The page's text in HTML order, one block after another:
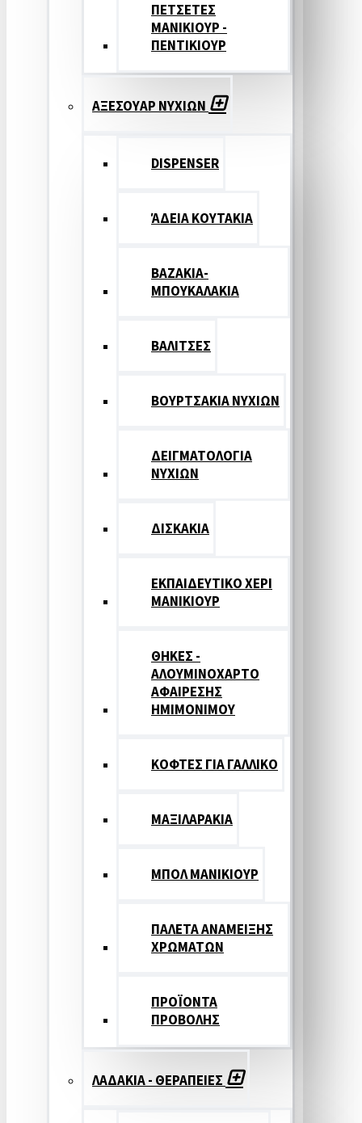
ΠΕΤΣΕΤΕΣ
ΜΑΝΙΚΙΟΥΡ -
ΠΕΝΤΙΚΙΟΥΡ
ΑΞΕΣΟΥΑΡ ΝΥΧΙΩΝ
DISPENSER
ΆΔΕΙΑ ΚΟΥΤΑΚΙΑ
ΒΑΖΑΚΙΑ-
ΜΠΟΥΚΑΛΑΚΙΑ
ΒΑΛΙΤΣΕΣ
ΒΟΥΡΤΣΑΚΙΑ ΝΥΧΙΩΝ
ΔΕΙΓΜΑΤΟΛΟΓΙΑ
ΝΥΧΙΩΝ
ΔΙΣΚΑΚΙΑ
ΕΚΠΑΙΔΕΥΤΙΚΟ ΧΕΡΙ
ΜΑΝΙΚΙΟΥΡ
ΘΗΚΕΣ -
ΑΛΟΥΜΙΝΟΧΑΡΤΟ
ΑΦΑΙΡΕΣΗΣ
ΗΜΙΜΟΝΙΜΟΥ
ΚΟΦΤΕΣ ΓΙΑ ΓΑΛΛΙΚΟ
ΜΑΞΙΛΑΡΑΚΙΑ
ΜΠΟΛ ΜΑΝΙΚΙΟΥΡ
ΠΑΛΕΤΑ ΑΝΑΜΕΙΞΗΣ
ΧΡΩΜΑΤΩΝ
ΠΡΟΪΟΝΤΑ
ΠΡΟΒΟΛΗΣ
ΛΑΔΑΚΙΑ - ΘΕΡΑΠΕΙΕΣ